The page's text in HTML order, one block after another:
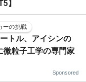
】
ーの挑戦
トル、アイシンの
微粒子工学の専門家
Sponsored